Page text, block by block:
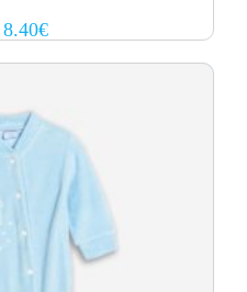
Original
price
8.40€Current
price